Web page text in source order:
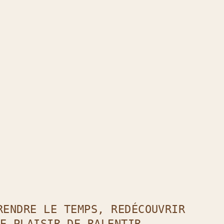
LE TEMPS, REDÉCOUVRIR